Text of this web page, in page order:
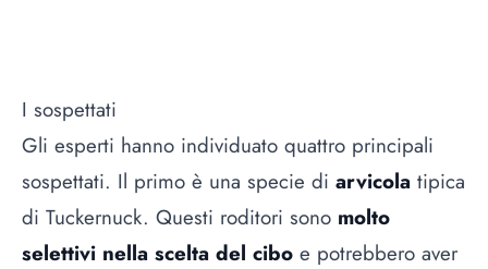
I sospettati
Gli esperti hanno individuato quattro principali
sospettati. Il primo è una specie di arvicola tipica
di Tuckernuck. Questi roditori sono molto
selettivi nella scelta del cibo e potrebbero aver